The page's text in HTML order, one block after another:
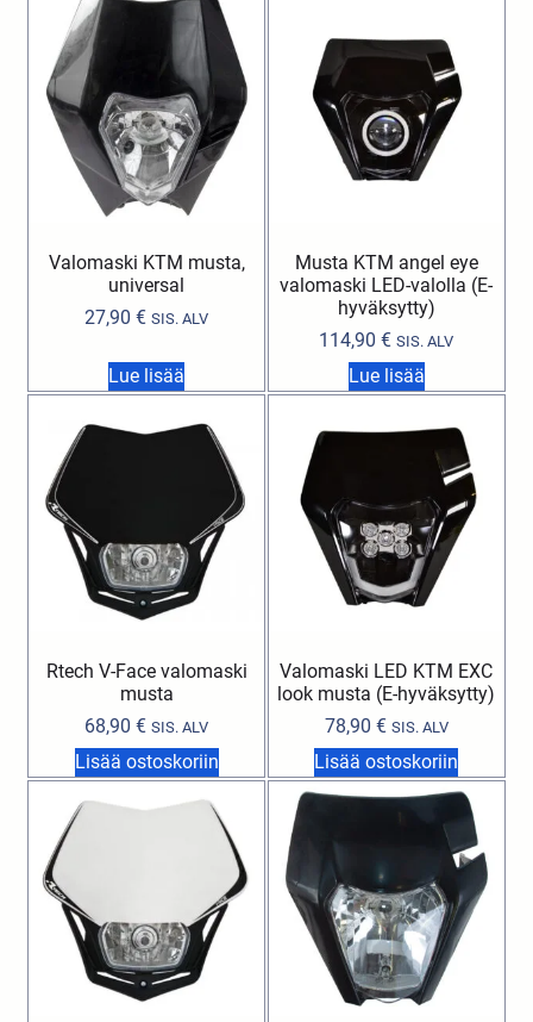
Valomaski KTM musta,
universal
27,90€ SIS. ALV
Lue lisää
Musta KTM angel eye
valomaski LED-valolla (E-
hyväksytty)
114,90€ SIS. ALV
Lue lisää
Rtech V-Face valomaski
musta
68,90€ SIS. ALV
Lisää ostoskoriin
Valomaski LED KTM EXC
look musta (E-hyväksytty)
78,90 € SIS. ALV
Lisää ostoskoriin